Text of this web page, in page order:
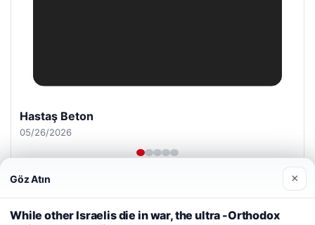
Prenses Night Club
04/29/2026
kullanıyoruz. Çerez Politikamız
Göz Atın ×
While other Israelis die in war, the ultra -Orthodox